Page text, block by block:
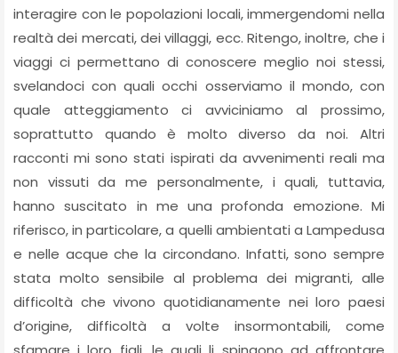
interagire con le popolazioni locali, immergendomi nella
realtà dei mercati, dei villaggi, ecc. Ritengo, inoltre, che i
viaggi ci permettano di conoscere meglio noi stessi,
svelandoci con quali occhi osserviamo il mondo, con
quale atteggiamento ci avviciniamo al prossimo,
soprattutto quando è molto diverso da noi. Altri
racconti mi sono stati ispirati da avvenimenti reali ma
non vissuti da me personalmente, i quali, tuttavia,
hanno suscitato in me una profonda emozione. Mi
riferisco, in particolare, a quelli ambientati a Lampedusa
e nelle acque che la circondano. Infatti, sono sempre
stata molto sensibile al problema dei migranti, alle
difficoltà che vivono quotidianamente nei loro paesi
d’origine, difficoltà a volte insormontabili, come